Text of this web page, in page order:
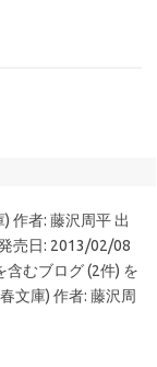
作者: 藤沢周平 出
売日: 2013/02/08
含むブログ (2件) を
文庫) 作者: 藤沢周